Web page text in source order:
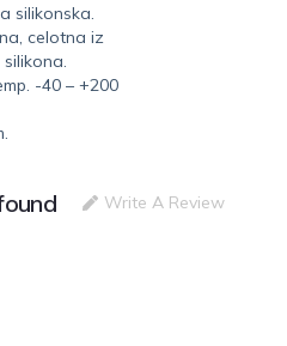
silikonska.
celotna iz
-40 – +200
Write A Review